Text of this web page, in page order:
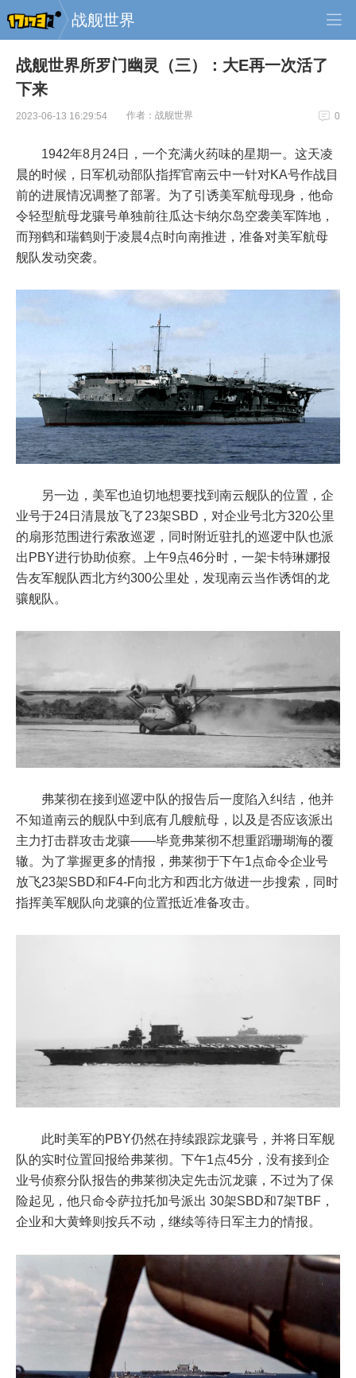
战舰世界
战舰世界所罗门幽灵（三）：大E再一次活了
下来
2023-06-13 16:29:54 作者：战舰世界 0
1942年8月24日，一个充满火药味的星期一。这天凌
晨的时候，日军机动部队指挥官南云中一针对KA号作战目
前的进展情况调整了部署。为了引诱美军航母现身，他命
令轻型航母龙骧号单独前往瓜达卡纳尔岛空袭美军阵地，
而翔鹤和瑞鹤则于凌晨4点时向南推进，准备对美军航母
舰队发动突袭。
另一边，美军也迫切地想要找到南云舰队的位置，企
业号于24日清晨放飞了23架SBD，对企业号北方320公里
的扇形范围进行索敌巡逻，同时附近驻扎的巡逻中队也派
出PBY进行协助侦察。上午9点46分时，一架卡特琳娜报
告友军舰队西北方约300公里处，发现南云当作诱饵的龙
骧舰队。
弗莱彻在接到巡逻中队的报告后一度陷入纠结，他并
不知道南云的舰队中到底有几艘航母，以及是否应该派出
主力打击群攻击龙骧——毕竟弗莱彻不想重蹈珊瑚海的覆
辙。为了掌握更多的情报，弗莱彻于下午1点命令企业号
放飞23架SBD和F4-F向北方和西北方做进一步搜索，同时
指挥美军舰队向龙骧的位置抵近准备攻击。
此时美军的PBY仍然在持续跟踪龙骧号，并将日军舰
队的实时位置回报给弗莱彻。下午1点45分，没有接到企
业号侦察分队报告的弗莱彻决定先击沉龙骧，不过为了保
险起见，他只命令萨拉托加号派出 30架SBD和7架TBF，
企业和大黄蜂则按兵不动，继续等待日军主力的情报。